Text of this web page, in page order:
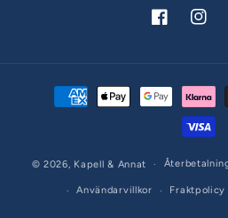
Facebook
Betalningsmetoder
© 2026, Kapell & Annat
Användarvillkor Fraktpolicy